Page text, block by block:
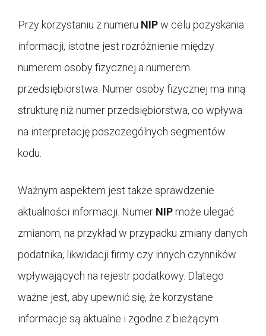
Przy korzystaniu z numeru NIPw celu pozyskania
informacji, istotne jest rozróżnienie między
numerem osoby fizycznej a numerem
przedsiębiorstwa. Numer osoby fizycznej ma inną
strukturę niż numer przedsiębiorstwa, co wpływa
na interpretację poszczególnych segmentów
kodu.
Ważnym aspektem jest także sprawdzenie
aktualności informacji. Numer NIPmoże ulegać
zmianom, na przykład w przypadku zmiany danych
podatnika, likwidacji firmy czy innych czynników
wpływających na rejestr podatkowy. Dlatego
ważne jest, aby upewnić się, że korzystane
informacje są aktualne i zgodne z bieżącym